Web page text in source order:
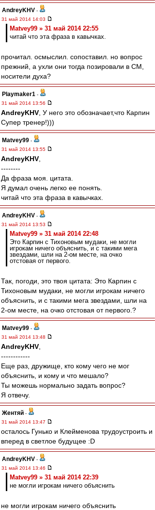
AndreyKHV -
31 май 2014 14:03
Matvey99 » 31 май 2014 22:55
читай что эта фраза в кавычках.
прочитал. осмыслил. сопоставил. но вопрос
прежний, а ухли они тогда позировали в СМ,
носители духа?
Playmaker1 -
31 май 2014 13:56
AndreyKHV , У него это обозначает,что Карпин
Супер тренер!)))
Matvey99 -
31 май 2014 13:55
AndreyKHV
--------
Да фраза моя. цитата.
Я думал очень легко ее понять.
читай что эта фраза в кавычках.
AndreyKHV -
31 май 2014 13:53
Matvey99 » 31 май 2014 22:48
Это Карпин с Тихоновым мудаки, не могли
игрокам ничего объяснить, и с такими мега
звездами, шли на 2-ом месте, на очко
отстовая от первого.
Так, погоди, это твоя цитата: Это Карпин с
Тихоновым мудаки, не могли игрокам ничего
объяснить, и с такими мега звездами, шли на
2-ом месте, на очко отстовая от первого.?
Matvey99 -
31 май 2014 13:48
AndreyKHV
------------
Еще раз, дружище, кто кому чего не мог
объяснить, и кому и что мешало?
Ты можешь нормально задать вопрос?
Я отвечу.
Жентяй -
31 май 2014 13:47
осталось Гунько и Клейменова трудоустроить и
вперед в светлое будущее :D
AndreyKHV -
31 май 2014 13:46
Matvey99 » 31 май 2014 22:39
не могли игрокам ничего объяснить
не могли игрокам ничего объяснить